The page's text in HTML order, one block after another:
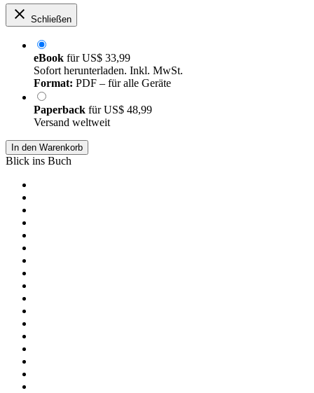
Schließen
eBook fürUS$ 33,99
Sofort herunterladen. Inkl. MwSt.
Format: PDF – für alle Geräte
Paperback fürUS$ 48,99
Versand weltweit
In den Warenkorb
Blick ins Buch